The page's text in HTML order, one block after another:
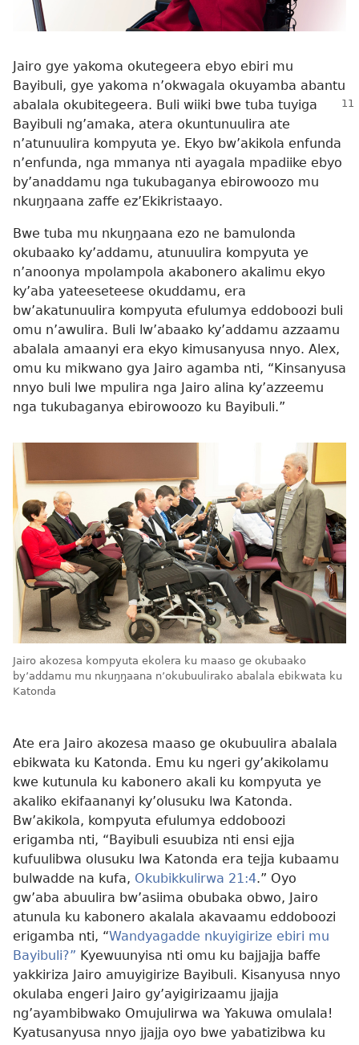
Jairo gye yakoma okutegeera ebyo ebiri mu
Bayibuli, gye yakoma n’okwagala okuyamba abantu
abalala okubitegeera. Buli wiiki bwe tuba tuyiga
Bayibuli ng’amaka, atera okuntunuulira ate
n’atunuulira kompyuta ye. Ekyo bw’akikola enfunda
n’enfunda, nga mmanya nti ayagala mpadiike ebyo
by’anaddamu nga tukubaganya ebirowoozo mu
nkuŋŋaana zaffe ez’Ekikristaayo.
Bwe tuba mu nkuŋŋaana ezo ne bamulonda
okubaako ky’addamu, atunuulira kompyuta ye
n’anoonya mpolampola akabonero akalimu ekyo
ky’aba yateeseteese okuddamu, era
bw’akatunuulira kompyuta efulumya eddoboozi buli
omu n’awulira. Buli lw’abaako ky’addamu azzaamu
abalala amaanyi era ekyo kimusanyusa nnyo. Alex,
omu ku mikwano gya Jairo agamba nti, “Kinsanyusa
nnyo buli lwe mpulira nga Jairo alina ky’azzeemu
nga tukubaganya ebirowoozo ku Bayibuli.”
Jairo akozesa kompyuta ekolera ku maaso ge okubaako
by’addamu mu nkuŋŋaana n’okubuulirako abalala ebikwata ku
Katonda
Ate era Jairo akozesa maaso ge okubuulira abalala
ebikwata ku Katonda. Emu ku ngeri gy’akikolamu
kwe kutunula ku kabonero akali ku kompyuta ye
akaliko ekifaananyi ky’olusuku lwa Katonda.
Bw’akikola, kompyuta efulumya eddoboozi
erigamba nti, “Bayibuli esuubiza nti ensi ejja
kufuulibwa olusuku lwa Katonda era tejja kubaamu
bulwadde na kufa, Okubikkulirwa 21:4.” Oyo
gw’aba abuulira bw’asiima obubaka obwo, Jairo
atunula ku kabonero akalala akavaamu eddoboozi
erigamba nti, “Wandyagadde nkuyigirize ebiri mu
Bayibuli?” Kyewuunyisa nti omu ku bajjajja baffe
yakkiriza Jairo amuyigirize Bayibuli. Kisanyusa nnyo
okulaba engeri Jairo gy’ayigirizaamu jjajja
ng’ayambibwako Omujulirwa wa Yakuwa omulala!
Kyatusanyusa nnyo jjajja oyo bwe yabatizibwa ku